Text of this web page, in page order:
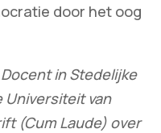
door het oog
in Stedelijke
Universiteit van
(Cum Laude) over